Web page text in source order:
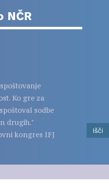
NČR
Ko gre za
sodbe
drugih."
kongres IFJ